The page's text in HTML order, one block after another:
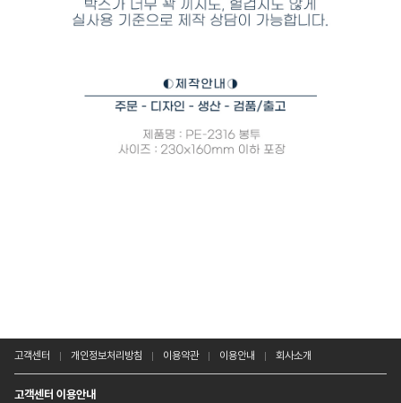
고객센터 개인정보처리방침 이용약관 이용안내 회사소개
고객센터 이용안내